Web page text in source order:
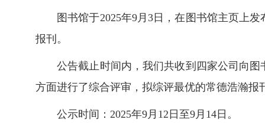
图书馆于2025年9月3日，在图书馆主页上
报刊。
公告截止时间内，我们共收到四家公司向
方面进行了综合评审，拟综评最优的常德浩瀚报
公示时间：2025年9月12日至9月14日。